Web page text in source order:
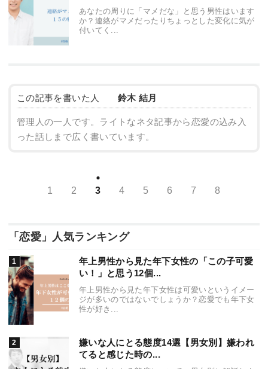
あなたの周りに「マメだな」と思う男性はいます
か？連絡がマメだったりちょっとした変化に気が
付いてく...
この記事を書いた人 鈴木 結月
管理人の一人です。ライトなネタ記事から恋愛の込み入
った話しまで広く書いています。
1 2 3 4 5 6 7 8
「恋愛」人気ランキング
年上男性から見た年下女性の「この子可愛
い！」と思う12個...
年上男性から見た年下女性は可愛いというイメー
ジが多いのではないでしょうか？恋愛でも年下女
性が好き...
嫌いな人にとる態度14選【男女別】嫌われ
てると感じた時の...